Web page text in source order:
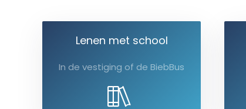
Lenen met school
In de vestiging of de BiebBus